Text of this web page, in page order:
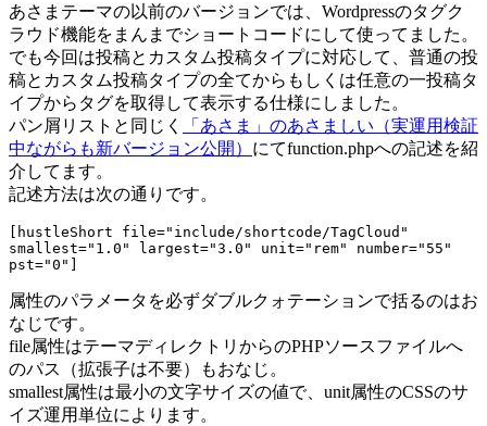
あさまテーマの以前のバージョンでは、Wordpressのタグク
ラウド機能をまんまでショートコードにして使ってました。
でも今回は投稿とカスタム投稿タイプに対応して、普通の投
稿とカスタム投稿タイプの全てからもしくは任意の一投稿タ
イプからタグを取得して表示する仕様にしました。
パン屑リストと同じく
「あさま」のあさましい（実運用検証
中ながらも新バージョン公開） にてfunction.phpへの記述を紹
介してます。
記述方法は次の通りです。
[hustleShort file="include/shortcode/TagCloud"
smallest="1.0" largest="3.0" unit="rem" number="55"
pst="0"]
属性のパラメータを必ずダブルクォテーションで括るのはお
なじです。
file属性はテーマディレクトリからのPHPソースファイルへ
のパス（拡張子は不要）もおなじ。
smallest属性は最小の文字サイズの値で、unit属性のCSSのサ
イズ運用単位によります。